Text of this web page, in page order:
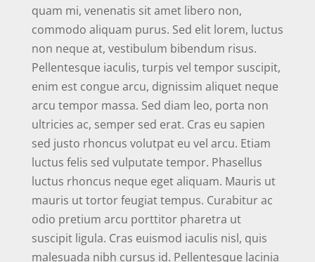
quam mi, venenatis sit amet libero non,
commodo aliquam purus. Sed elit lorem, luctus
non neque at, vestibulum bibendum risus.
Pellentesque iaculis, turpis vel tempor suscipit,
enim est congue arcu, dignissim aliquet neque
arcu tempor massa. Sed diam leo, porta non
ultricies ac, semper sed erat. Cras eu sapien
sed justo rhoncus volutpat eu vel arcu. Etiam
luctus felis sed vulputate tempor. Phasellus
luctus rhoncus neque eget aliquam. Mauris ut
mauris ut tortor feugiat tempus. Curabitur ac
odio pretium arcu porttitor pharetra ut
suscipit ligula. Cras euismod iaculis nisl, quis
malesuada nibh cursus id. Pellentesque lacinia